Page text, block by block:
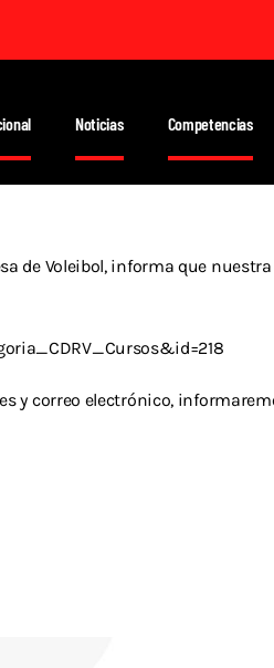
Noticias Competencias
de Voleibol, informa que
y correo electrónico,